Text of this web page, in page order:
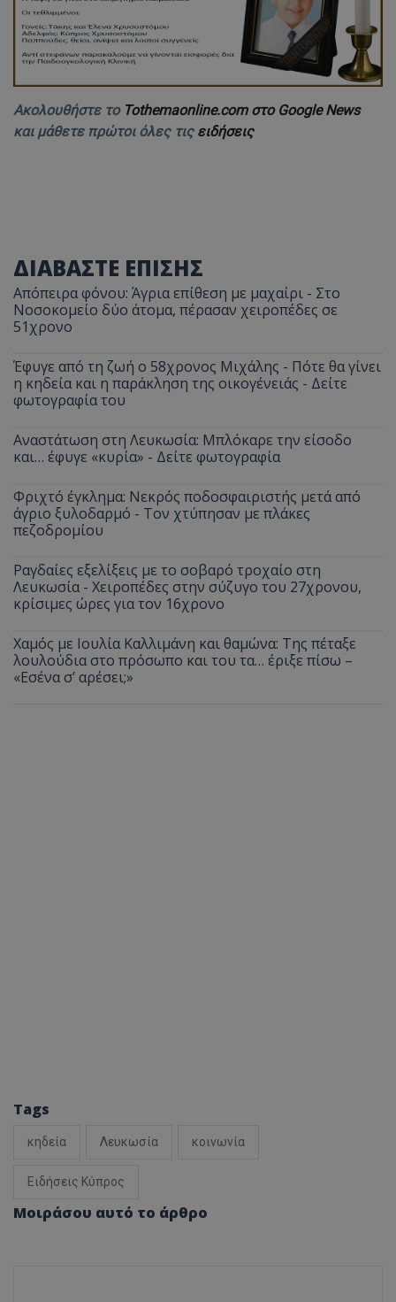
Ακολουθήστε το Tothemaonline.com στο Google News
και μάθετε πρώτοι όλες τις ειδήσεις
ΔΙΑΒΑΣΤΕ ΕΠΙΣΗΣ
Απόπειρα φόνου: Άγρια επίθεση με μαχαίρι - Στο
Νοσοκομείο δύο άτομα, πέρασαν χειροπέδες σε
51χρονο
Έφυγε από τη ζωή ο 58χρονος Μιχάλης - Πότε θα γίνει
η κηδεία και η παράκληση της οικογένειάς - Δείτε
φωτογραφία του
Αναστάτωση στη Λευκωσία: Μπλόκαρε την είσοδο
και… έφυγε «κυρία» - Δείτε φωτογραφία
Φριχτό έγκλημα: Νεκρός ποδοσφαιριστής μετά από
άγριο ξυλοδαρμό - Τον χτύπησαν με πλάκες
πεζοδρομίου
Ραγδαίες εξελίξεις με το σοβαρό τροχαίο στη
Λευκωσία - Χειροπέδες στην σύζυγο του 27χρονου,
κρίσιμες ώρες για τον 16χρονο
Χαμός με Ιουλία Καλλιμάνη και θαμώνα: Της πέταξε
λουλούδια στο πρόσωπο και του τα… έριξε πίσω –
«Εσένα σ’ αρέσει;»
Tags
κηδεία Λευκωσία κοινωνία
Ειδήσεις Κύπρος
Μοιράσου αυτό το άρθρο